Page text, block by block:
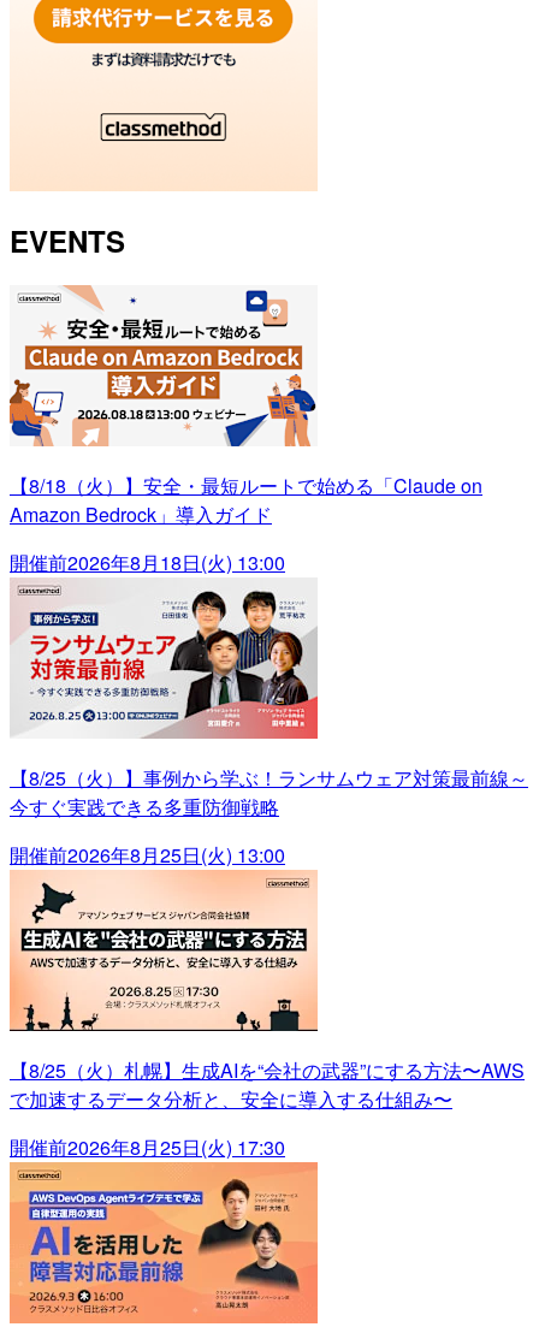
EVENTS
【8/18（火）】安全・最短ルートで始める「Claude on
Amazon Bedrock」導入ガイド
開催前2026年8月18日(火) 13:00
【8/25（火）】事例から学ぶ！ランサムウェア対策最前線～
今すぐ実践できる多重防御戦略
開催前2026年8月25日(火) 13:00
【8/25（火）札幌】生成AIを“会社の武器”にする方法〜AWS
で加速するデータ分析と、安全に導入する仕組み〜
開催前2026年8月25日(火) 17:30